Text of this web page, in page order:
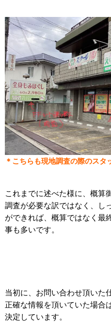
＊こちらも現地調査の際のスタ
これまでに述べた様に、概算
調査が必要な訳ではなく、し
ができれば、概算ではなく最
事も多いです。
当初に、お問い合わせ頂いた
正確な情報を頂いていた場合
決定しています。